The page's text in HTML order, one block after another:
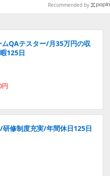
Recommended by
QAテスター/月35万円の収
125日
円
修制度充実/年間休日125日